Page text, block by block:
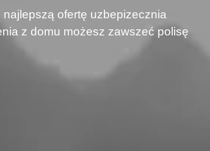
ofertę uzbepizecznia
z domu możesz zawszeć polisę